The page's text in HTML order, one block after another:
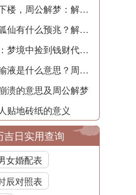
病人梦见下楼，周公解梦：解读潜在的心理意义
梦见灰色狐仙有什么预兆？解梦师告诉你
解梦捡钱：梦境中捡到钱财代表什么？
单身梦到输液是什么意思？周公解梦告诉你
溃的意思及周公解梦
贴地砖纸的意义
吉日实用查询
女婚配表
辰对照表